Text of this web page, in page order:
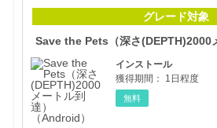
グレード対象
インストール
獲得期間：
1日程度
無料